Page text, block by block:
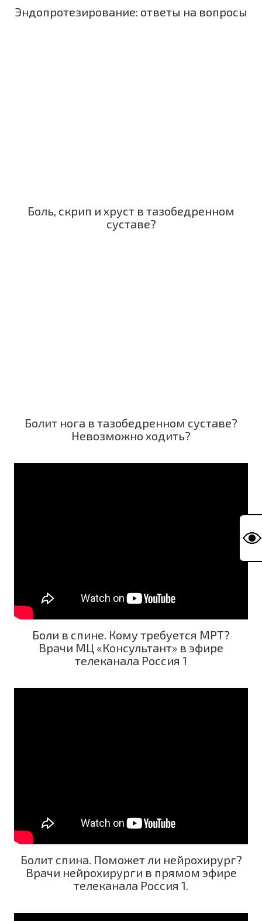
Эндопротезирование: ответы на вопросы
Боль, скрип и хруст в тазобедренном
суставе?
Болит нога в тазобедренном суставе?
Невозможно ходить?
Боли в спине. Кому требуется МРТ?
Врачи МЦ «Консультант» в эфире
телеканала Россия 1
Болит спина. Поможет ли нейрохирург?
Врачи нейрохирурги в прямом эфире
телеканала Россия 1.